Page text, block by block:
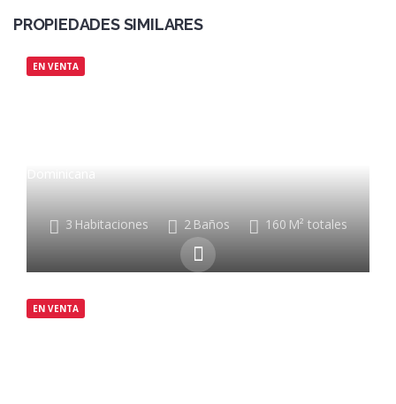
PROPIEDADES SIMILARES
EN VENTA
3 Habitaciones 2 Baños 160 M² totales
EN VENTA